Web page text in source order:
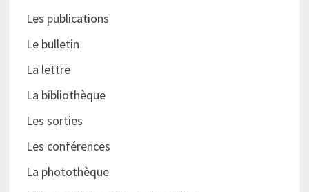
Les publications
Le bulletin
La lettre
La bibliothèque
Les sorties
Les conférences
La photothèque